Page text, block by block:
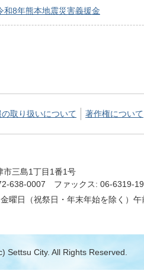
和8年熊本地震災害義援金
取り扱いについて 著作権について
三島1丁目1番1号
638-0007 ファックス: 06-6319-
金曜日（祝祭日・年末年始を除く）
Settsu City. All Rights Reserved.